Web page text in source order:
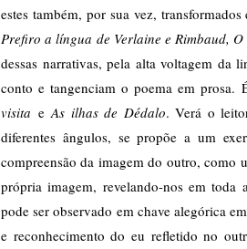
estes também, por sua vez, transformados
Prefiro a língua de Verlaine e Rimbaud,
dessas narrativas, pela alta voltagem da
conto e tangenciam o poema em prosa.
visita e As ilhas de Dédalo. Verá o
diferentes ângulos, se propõe a um
compreensão da imagem do outro, como
própria imagem, revelando-nos em toda
pode ser observado em chave alegórica em
e reconhecimento do eu refletido no